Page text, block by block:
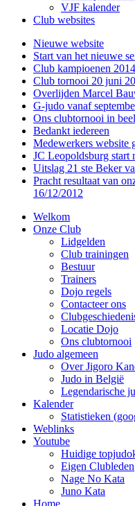
VJF kalender
Club websites
Nieuwe website
Start van het nieuwe
Club kampioenen 2014
Club tornooi 20 juni
Overlijden Marcel
G-judo vanaf
Ons clubtornooi in
Bedankt iedereen
Medewerkers website
JC Leopoldsburg start
Uitslag 21 ste Beker
Pracht resultaat van
16/12/2012
Welkom
Onze Club
Lidgelden
Club trainingen
Bestuur
Trainers
Dojo regels
Contacteer ons
Locatie Dojo
Ons clubtornooi
Judo algemeen
Over Jigoro
Judo in België
Legendarische
Kalender
Statistieken
Weblinks
Youtube
Huidige
Eigen Clubleden
Nage No Kata
Juno Kata
Home